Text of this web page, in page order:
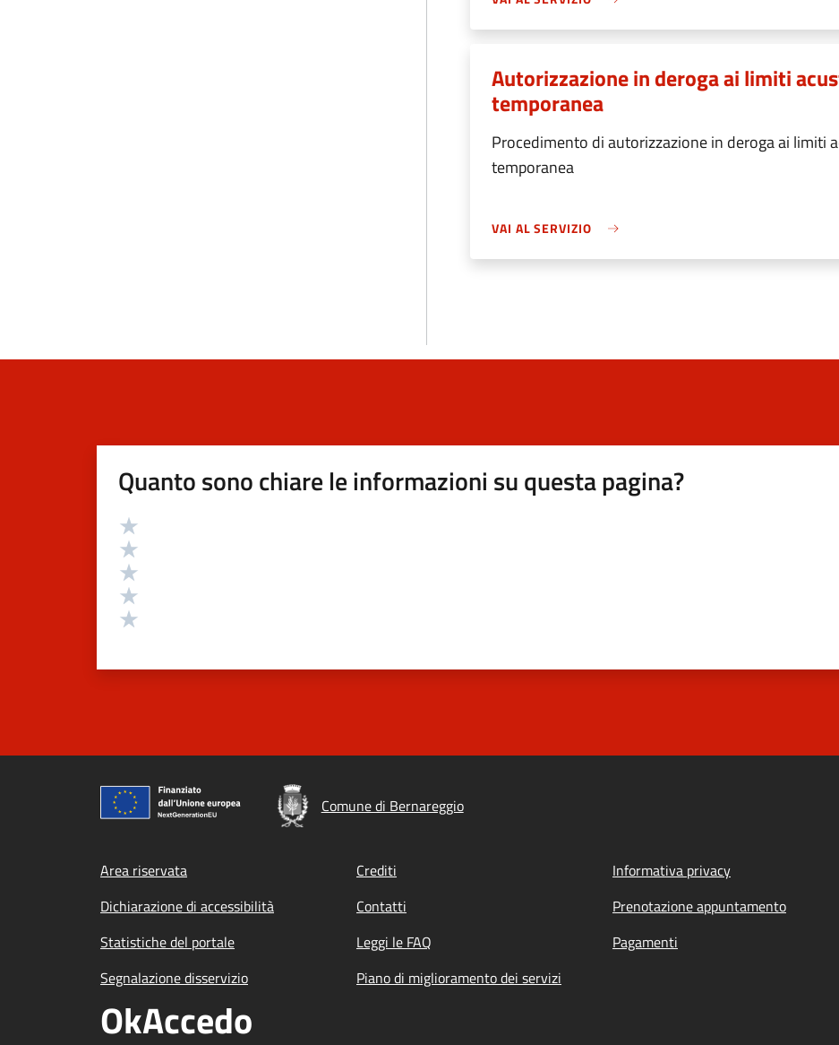
Autorizzazione in deroga ai limiti
temporanea
Procedimento di autorizzazione in deroga ai limiti
temporanea
VAI AL SERVIZIO
Quanto sono chiare le informazioni su questa pagina?
Valutazione
Comune di Bernareggio
Footer menu
Area riservata Crediti Informativa privacy
Dichiarazione di accessibilità
Contatti Prenotazione appuntamento
Statistiche del portale
Leggi le FAQ Pagamenti
Segnalazione disservizio
Piano di miglioramento dei servizi
OkAccedo